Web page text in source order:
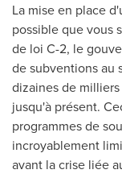
La mise en place
possible que vous
de loi C-2, le
de subventions au
dizaines de
jusqu'à présent.
programmes de
incroyablement
avant la crise liée